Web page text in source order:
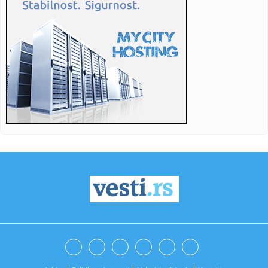
10:16:
10:16:U Srpskoj rođeno 20 beba
10:16:Ugašen požar u saudijskoj rafineriji Džazan
10:16:Maloljetnik uhapšen u Ljubinju: Osumnjičen da je povrijedio
pol...
Iran uslovljava Vašington
Nestao mladić (28) kod Borče: Otišao po drva pa potonuo